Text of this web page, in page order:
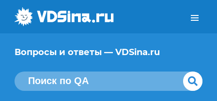
Вопросы и ответы — VDSina.ru